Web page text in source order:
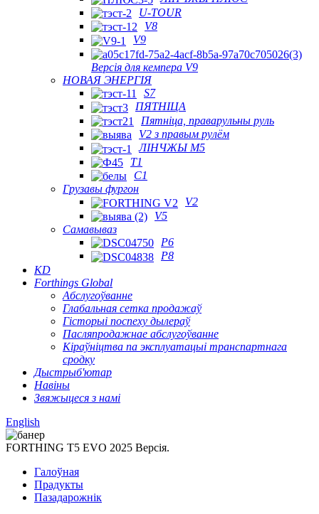
U-TOUR
V8
V9
Версія для кемпера V9
НОВАЯ ЭНЕРГІЯ
S7
ПЯТНІЦА
Пятніца, праварульны руль
V2 з правым рулём
ЛІНЧЖЫ М5
T1
C1
Грузавы фургон
V2
V5
Самавываз
P6
P8
KD
Forthings Global
Абслугоўванне
Глабальная сетка продажаў
Гісторыі поспеху дылераў
Пасляпродажнае абслугоўванне
Кіраўніцтва па эксплуатацыі транспартнага
сродку
Дыстрыб'ютар
Навіны
Звяжыцеся з намі
English
FORTHING T5 EVO 2025 Версія.
Галоўная
Прадукты
Пазадарожнік